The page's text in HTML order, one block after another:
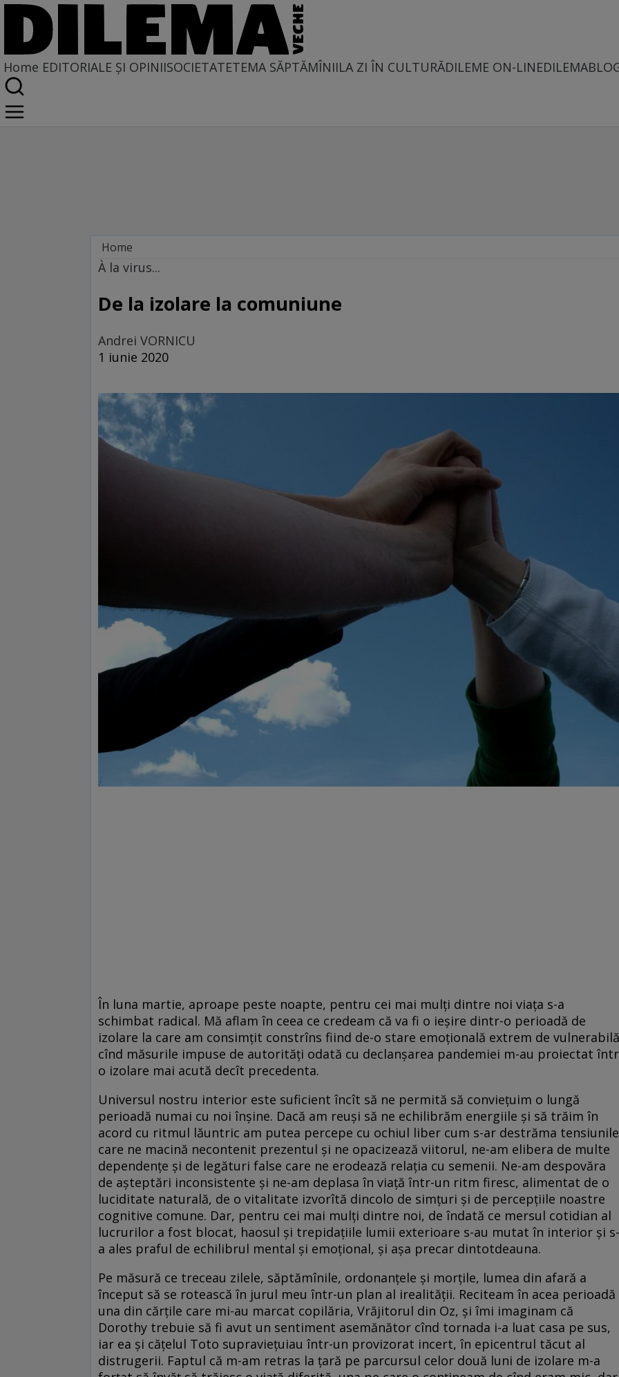
Home EDITORIALE ȘI OPINIISOCIETATETEMA SĂPTĂMÎNIILA ZI ÎN CULTURĂDILEME ON-LINE
Home
Blogul cititorilor
À la virus...
De la izolare la comuniune
Andrei VORNICU
1 iunie 2020
În luna martie, aproape peste noapte, pentru cei mai mulți dintre noi viața s-a
schimbat radical. Mă aflam în ceea ce credeam că va fi o ieșire dintr-o perioadă de
izolare la care am consimțit constrîns fiind de-o stare emoțională extrem de
cînd măsurile impuse de autorități odată cu declanșarea pandemiei m-au proiectat
o izolare mai acută decît precedenta.
Universul nostru interior este suficient încît să ne permită să conviețuim o lungă
perioadă numai cu noi înșine. Dacă am reuși să ne echilibrăm energiile și să trăim în
acord cu ritmul lăuntric am putea percepe cu ochiul liber cum s-ar destrăma tensiunile
care ne macină necontenit prezentul și ne opacizează viitorul, ne-am elibera de multe
dependențe și de legături false care ne erodează relația cu semenii. Ne-am despovăra
de așteptări inconsistente și ne-am deplasa în viață într-un ritm firesc, alimentat de o
luciditate naturală, de o vitalitate izvorîtă dincolo de simțuri și de percepțiile noastre
cognitive comune. Dar, pentru cei mai mulți dintre noi, de îndată ce mersul cotidian al
lucrurilor a fost blocat, haosul și trepidațiile lumii exterioare s-au mutat în interior și s-
a ales praful de echilibrul mental și emoțional, și așa precar dintotdeauna.
Pe măsură ce treceau zilele, săptămînile, ordonanțele și morțile, lumea din afară a
început să se rotească în jurul meu într-un plan al irealității. Reciteam în acea perioadă
una din cărțile care mi-au marcat copilăria, Vrăjitorul din Oz, și îmi imaginam că
Dorothy trebuie să fi avut un sentiment asemănător cînd tornada i-a luat casa pe sus,
iar ea și cățelul Toto supraviețuiau într-un provizorat incert, în epicentrul tăcut al
distrugerii. Faptul că m-am retras la țară pe parcursul celor două luni de izolare m-a